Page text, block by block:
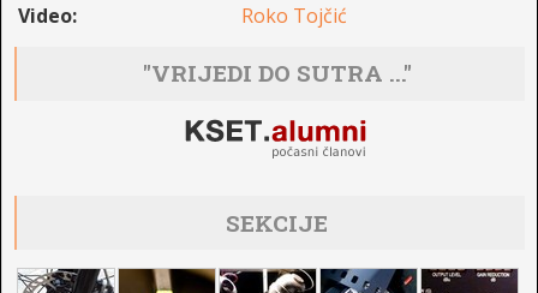
Video:
Roko Tojčić
"VRIJEDI DO SUTRA ..."
SEKCIJE